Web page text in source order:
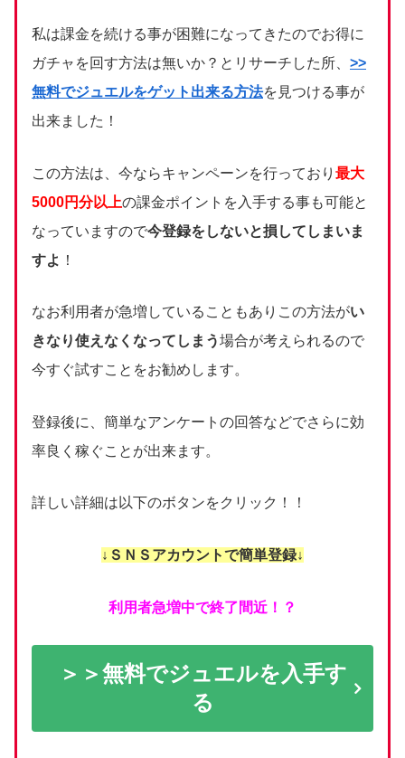
私は課金を続ける事が困難になってきたのでお得に
ガチャを回す方法は無いか？とリサーチした所、 >>
無料でジュエルをゲット出来る方法を見つける事が
出来ました！
この方法は、今ならキャンペーンを行っており 最大
5000円分以上の課金ポイントを入手する事も可能と
なっていますので今登録をしないと損してしまいま
すよ ！
なお利用者が急増していることもありこの方法がい
きなり使えなくなってしまう場合が考えられるので
今すぐ試すことをお勧めします。
登録後に、簡単なアンケートの回答などでさらに効
率良く稼ぐことが出来ます。
詳しい詳細は以下のボタンをクリック！！
↓ＳＮＳアカウントで簡単登録↓
利用者急増中で終了間近！？
＞＞無料でジュエルを入手す
る